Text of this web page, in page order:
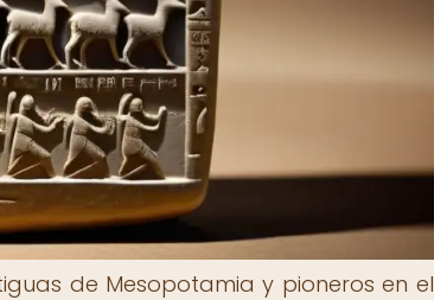
de Mesopotamia y pioneros en el